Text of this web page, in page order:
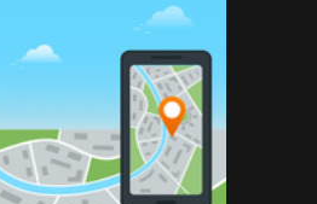
Sürdürülebilirlik